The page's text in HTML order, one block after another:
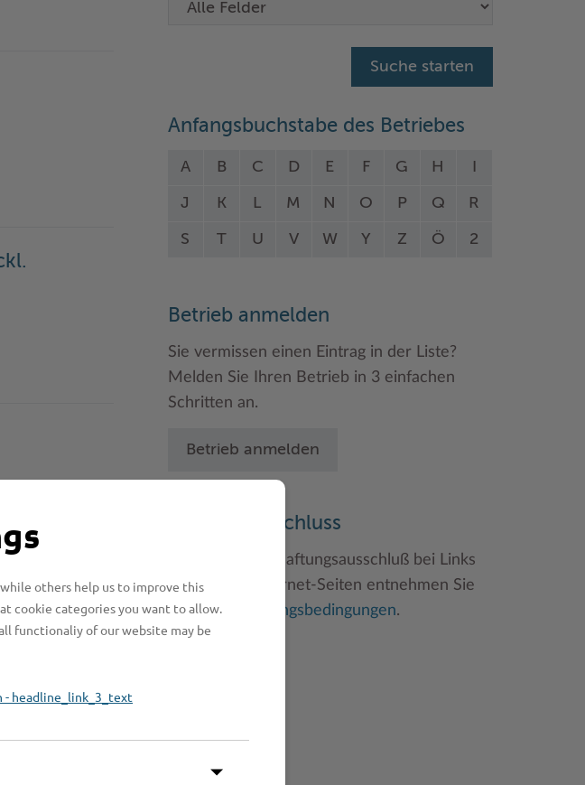
Anfangsbuchstabe des Betriebes
A B C D E F G H
J K L M N O P Q R
S T U V W Y Z Ö 2
Betrieb anmelden
Sie vermissen einen Eintrag in der Liste?
Melden Sie Ihren Betrieb in 3 einfachen
Schritten an.
Betrieb anmelden
Haftungsauschluss
Hinweise zum Haftungsausschluß bei Links
zu anderen Internet-Seiten entnehmen Sie
bitte den
Nutzungsbedingungen.
others help us to improve this
cookie categories you want to allow.
functionaliy of our website may be
- headline_link_3_text